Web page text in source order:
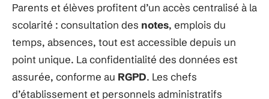
Parents et élèves profitent d’un accès centralisé à la
scolarité : consultation des notes, emplois du
temps, absences, tout est accessible depuis un
point unique. La confidentialité des données est
assurée, conforme au RGPD. Les chefs
d’établissement et personnels administratifs